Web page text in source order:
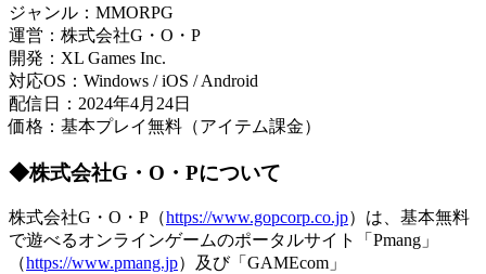
ジャンル：MMORPG
運営：株式会社G・O・P
開発：XL Games Inc.
対応OS：Windows / iOS / Android
配信日：2024年4月24日
価格：基本プレイ無料（アイテム課金）
◆株式会社G・O・Pについて
株式会社G・O・P（https://www.gopcorp.co.jp）は、基本無料
で遊べるオンラインゲームのポータルサイト「Pmang」
（https://www.pmang.jp）及び「GAMEcom」